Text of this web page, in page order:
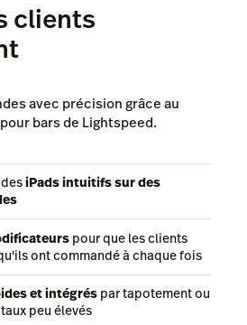
clients
avec précision grâce au
bars de Lightspeed.
iPads intuitifs sur des
pour que les clients
ont commandé à chaque fois
et intégrés par tapotement ou
peu élevés